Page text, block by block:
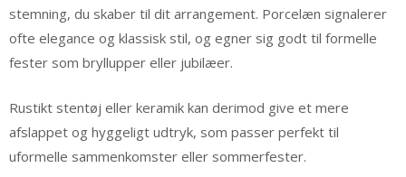
stemning, du skaber til dit arrangement. Porcelæn signalerer
ofte elegance og klassisk stil, og egner sig godt til formelle
fester som bryllupper eller jubilæer.
Rustikt stentøj eller keramik kan derimod give et mere
afslappet og hyggeligt udtryk, som passer perfekt til
uformelle sammenkomster eller sommerfester.